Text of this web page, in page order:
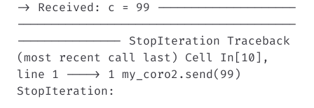
-> Received: c = 99 --------------------
----------------------------------------
--------------- StopIteration Traceback
(most recent call last) Cell In[10],
line 1 ----> 1 my_coro2.send(99)
StopIteration: